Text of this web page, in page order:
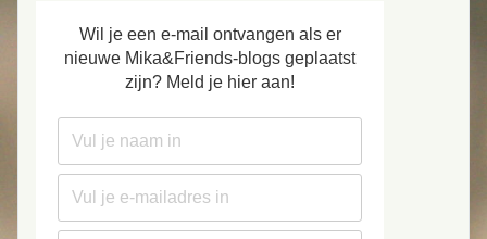
Wil je een e-mail ontvangen als er
nieuwe Mika&Friends-blogs geplaatst
zijn? Meld je hier aan!